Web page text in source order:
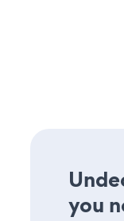
you